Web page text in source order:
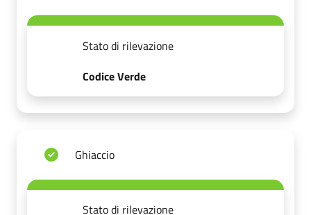
Stato di rilevazione
Codice Verde
Ghiaccio
Stato di rilevazione